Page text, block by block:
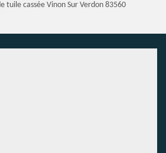
tuile cassée Vinon Sur Verdon 83560